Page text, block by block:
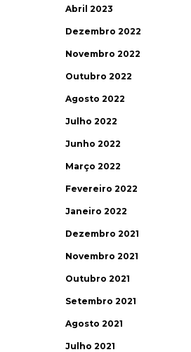
Abril 2023
Dezembro 2022
Novembro 2022
Outubro 2022
Agosto 2022
Julho 2022
Junho 2022
Março 2022
Fevereiro 2022
Janeiro 2022
Dezembro 2021
Novembro 2021
Outubro 2021
Setembro 2021
Agosto 2021
Julho 2021